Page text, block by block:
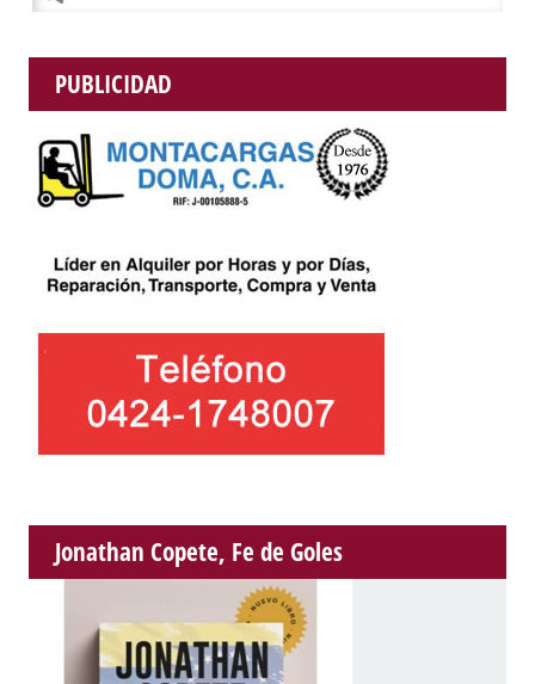
PUBLICIDAD
Jonathan Copete, Fe de Goles